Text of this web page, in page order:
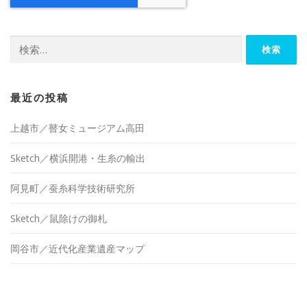
索:
最近の投稿
上越市／瞽女ミュージアム高田
Sketch／横浜開港・生糸の輸出
阿見町／蚕糸科学技術研究所
Sketch／鼠除けの御札
岡谷市／近代化産業遺産マップ